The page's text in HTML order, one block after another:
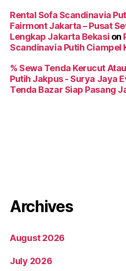
Rental Sofa Scandinavia
Fairmont Jakarta – Pusat
Lengkap Jakarta Bekasi on
Scandinavia Putih Ciampel
% Sewa Tenda Kerucut
Putih Jakpus - Surya Jaya
Tenda Bazar Siap Pasang
Archives
August 2026
July 2026